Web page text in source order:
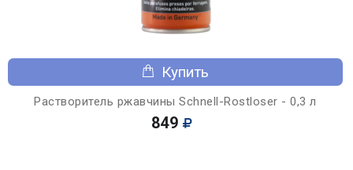
Купить
Растворитель ржавчины Schnell-Rostloser - 0,3 л
849